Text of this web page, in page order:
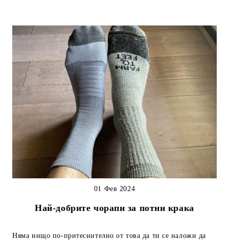
Най-добрите чорапи за потни крака
01 Фев 2024
Няма нищо по-притеснително от това да ти се наложи да